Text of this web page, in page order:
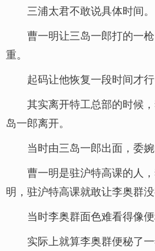
三浦太君不敢说具体时间。
曹一明让三岛一郎打的一
重。
起码让他恢复一段时间才行
其实离开特工总部的时候
岛一郎离开。
当时由三岛一郎出面，委婉
曹一明是驻沪特高课的人
明，驻沪特高课就敢让李奥群没
当时李奥群面色难看得像便
实际上就算李奥群便秘了